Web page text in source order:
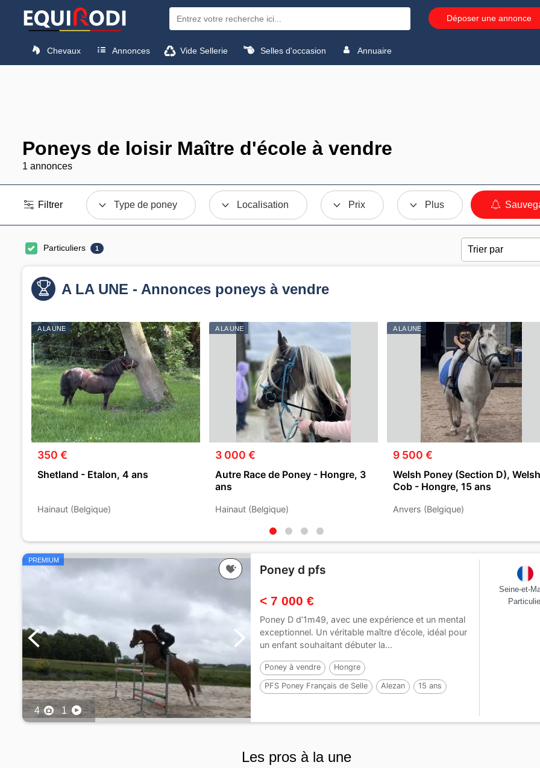
Déposer une annonce
Chevaux Annonces Vide Sellerie Selles d'occasion Annuaire
Poneys de loisir Maître d'école à vendre
1 annonces
Filtrer Type de poney Localisation Prix Plus
Particuliers 1
A LA UNE - Annonces poneys à vendre
A LA UNE
350 €
Shetland - Etalon, 4 ans
Hainaut (Belgique)
A LA UNE
3 000 €
Autre Race de Poney - Hongre, 3
ans
Hainaut (Belgique)
A LA UNE
9 500 €
Welsh Poney (Section D), Welsh
Cob - Hongre, 15 ans
Anvers (Belgique)
PREMIUM
4 1
Poney d pfs
< 7 000 €
Poney D d’1m49, avec une expérience et un mental
exceptionnel. Un véritable maître d’école, idéal pour
un enfant souhaitant débuter la...
Poney à vendre Hongre
PFS Poney Français de Selle Alezan 15 ans
Seine-et-
Les pros à la une